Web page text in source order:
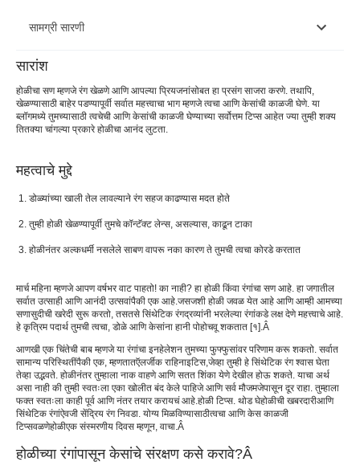
सामग्री सारणी
या होळीचे अनुसरण करण्यासाठी सोप्या टिप्स
काय वेगळे आहेतनिरोगी त्वचा टिपाहोळीच्या आधी आणि नंतर तुम्हाला
सारांश
होळीचा सण म्हणजे रंग खेळणे आणि आपल्या प्रियजनांसोबत हा प्रसंग साजरा करणे. तथापि,
खेळण्यासाठी बाहेर पडण्यापूर्वी सर्वात महत्त्वाचा भाग म्हणजे त्वचा आणि केसांची काळजी घेणे. या
ब्लॉगमध्ये तुमच्यासाठी त्वचेची आणि केसांची काळजी घेण्याच्या सर्वोत्तम टिप्स आहेत ज्या तुम्ही शक्य
तितक्या चांगल्या प्रकारे होळीचा आनंद लुटता.
महत्वाचे मुद्दे
डोळ्यांच्या खाली तेल लावल्याने रंग सहज काढण्यास मदत होते
तुम्ही होळी खेळण्यापूर्वी तुमचे कॉन्टॅक्ट लेन्स, असल्यास, काढून टाका
होळीनंतर अल्कधर्मी नसलेले साबण वापरू नका कारण ते तुमची त्वचा कोरडे करतात
मार्च महिना म्हणजे आपण वर्षभर वाट पाहतो! का नाही? हा होळी किंवा रंगांचा सण आहे. हा जगातील
सर्वात उत्साही आणि आनंदी उत्सवांपैकी एक आहे.जसजशी होळी जवळ येत आहे आणि आम्ही आमच्या
सणासुदीची खरेदी सुरू करतो, तसतसे सिंथेटिक रंगद्रव्यांनी भरलेल्या रंगांकडे लक्ष देणे महत्त्वाचे आहे.
हे कृत्रिम पदार्थ तुमची त्वचा, डोळे आणि केसांना हानी पोहोचवू शकतात [१].Â
आणखी एक चिंतेची बाब म्हणजे या रंगांचा इनहेलेशन तुमच्या फुफ्फुसांवर परिणाम करू शकतो. सर्वात
सामान्य परिस्थितींपैकी एक, म्हणतातऍलर्जीक राहिनाइटिस,जेव्हा तुम्ही हे सिंथेटिक रंग श्वास घेता
तेव्हा उद्भवते. होळीनंतर तुम्हाला नाक वाहणे आणि सतत शिंका येणे देखील होऊ शकते. याचा अर्थ
असा नाही की तुम्ही स्वतःला एका खोलीत बंद केले पाहिजे आणि सर्व मौजमजेपासून दूर राहा. तुम्हाला
फक्त स्वतःला काही पूर्व आणि नंतर तयार करायचं आहे.होळी टिप्स. थोड घेहोळीची खबरदारीआणि
सिंथेटिक रंगांऐवजी सेंद्रिय रंग निवडा. योग्य मिळविण्यासाठीत्वचा आणि केस काळजी
टिप्सवळणेहोळीएक संस्मरणीय दिवस म्हणून, वाचा.Â
होळीच्या रंगांपासून केसांचे संरक्षण कसे करावे?Â